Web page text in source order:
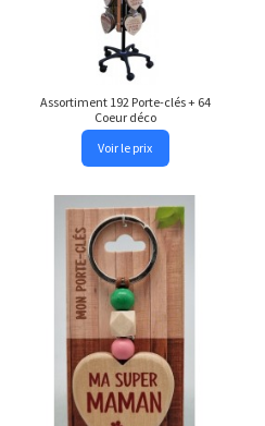
Assortiment 192 Porte-clés + 64
Coeur déco
Voir le prix